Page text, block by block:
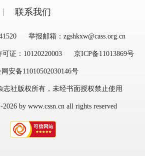
联系我们
举报邮箱：zgshkxw@cass.org.cn
证：10120220003 京ICP备11013869号
安备11010502030146号
志社版权所有，未经书面授权禁止使用
by www.cssn.cn all rights reserved